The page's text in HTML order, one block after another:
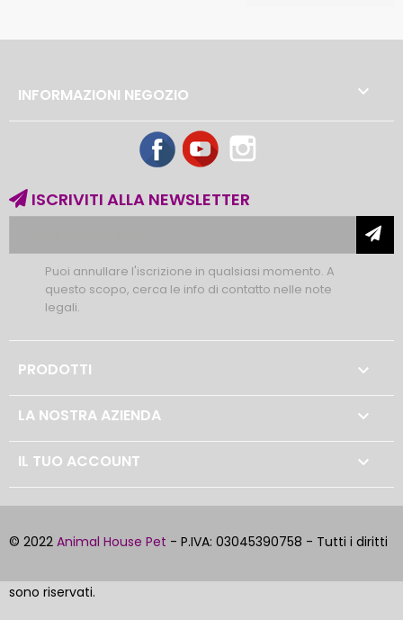
INFORMAZIONI NEGOZIO 
FacebookYouTube
ISCRIVITI ALLA NEWSLETTER
Puoi annullare l'iscrizione in qualsiasi momento. A
questo scopo, cerca le info di contatto nelle note
legali.
PRODOTTI 
LA NOSTRA AZIENDA 
IL TUO ACCOUNT 
© 2022 Animal House Pet - P.IVA: 03045390758 - Tutti i diritti
sono riservati.